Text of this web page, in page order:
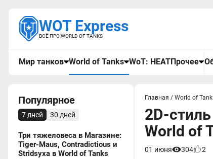
WOT Express
ВСЁ ПРО WORLD OF TANKS
Мир танков World of Tanks WoT: HEATПрочее
Популярное
7 дней 30 дней
Три тяжеловеса в Магазине:
Tiger-Maus, Contradictious и
Stridsyxa в World of Tanks
Главная / World of
2D-
World of
01 июня 304 2